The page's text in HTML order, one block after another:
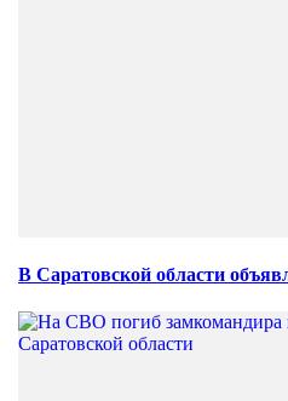
В Саратовской области